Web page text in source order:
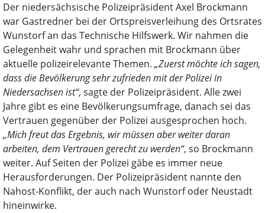
Der niedersächsische Polizeipräsident Axel Brockmann
war Gastredner bei der Ortspreisverleihung des Ortsrates
Wunstorf an das Technische Hilfswerk. Wir nahmen die
Gelegenheit wahr und sprachen mit Brockmann über
aktuelle polizeirelevante Themen. „Zuerst möchte ich sagen,
dass die Bevölkerung sehr zufrieden mit der Polizei in
Niedersachsen ist“, sagte der Polizeipräsident. Alle zwei
Jahre gibt es eine Bevölkerungsumfrage, danach sei das
Vertrauen gegenüber der Polizei ausgesprochen hoch.
„Mich freut das Ergebnis, wir müssen aber weiter daran
arbeiten, dem Vertrauen gerecht zu werden“, so Brockmann
weiter. Auf Seiten der Polizei gäbe es immer neue
Herausforderungen. Der Polizeipräsident nannte den
Nahost-Konflikt, der auch nach Wunstorf oder Neustadt
hineinwirke.